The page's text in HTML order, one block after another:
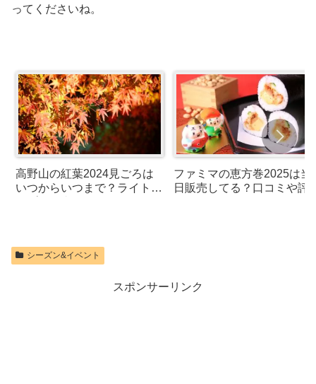
ってくださいね。
高野山の紅葉2024見ごろは
いつからいつまで？ライトア
ファミマの恵方巻2025は当
日販売してる？口コミや評
シーズン&イベント
スポンサーリンク